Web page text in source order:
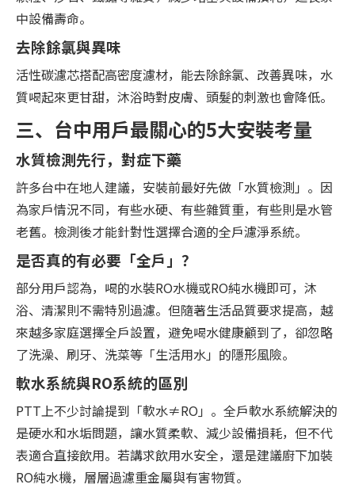
中設備壽命。
去除餘氯與異味
活性碳濾芯搭配高密度濾材，能去除餘氯、改善異味，水
質喝起來更甘甜，沐浴時對皮膚、頭髮的刺激也會降低。
三、台中用戶最關心的5大安裝考量
水質檢測先行，對症下藥
許多台中在地人建議，安裝前最好先做「水質檢測」。因
為家戶情況不同，有些水硬、有些雜質重，有些則是水管
老舊。檢測後才能針對性選擇合適的全戶濾淨系統。
是否真的有必要「全戶」？
部分用戶認為，喝的水裝RO水機或RO純水機即可，沐
浴、清潔則不需特別過濾。但隨著生活品質要求提高，越
來越多家庭選擇全戶設置，避免喝水健康顧到了，卻忽略
了洗澡、刷牙、洗菜等「生活用水」的隱形風險。
軟水系統與RO系統的區別
PTT上不少討論提到「軟水≠RO」。全戶軟水系統解決的
是硬水和水垢問題，讓水質柔軟、減少設備損耗，但不代
表適合直接飲用。若講求飲用水安全，還是建議廚下加裝
RO純水機，層層過濾重金屬與有害物質。